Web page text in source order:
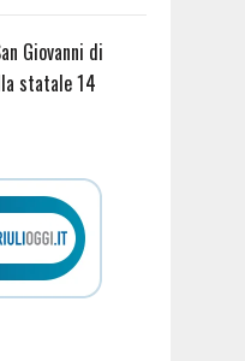
Giovanni di
statale 14